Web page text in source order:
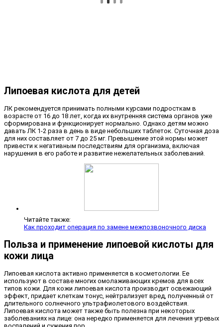
Липоевая кислота для детей
ЛК рекомендуется принимать полными курсами подросткам в
возрасте от 16 до 18 лет, когда их внутренняя система органов уже
сформирована и функционирует нормально. Однако детям можно
давать ЛК 1-2 раза в день в виде небольших таблеток. Суточная доза
для них составляет от 7 до 25 мг. Превышение этой нормы может
привести к негативным последствиям для организма, включая
нарушения в его работе и развитие нежелательных заболеваний.
Читайте также:
Как проходит операция по замене межпозвоночного диска
Польза и применение липоевой кислоты для
кожи лица
Липоевая кислота активно применяется в косметологии. Ее
используют в составе многих омолаживающих кремов для всех
типов кожи. Для кожи липоевая кислота производит освежающий
эффект, придает клеткам тонус, нейтрализует вред, полученный от
длительного солнечного ультрафиолетового воздействия.
Липоевая кислота может также быть полезна при некоторых
заболеваниях на лице: она нередко применяется для лечения угревых